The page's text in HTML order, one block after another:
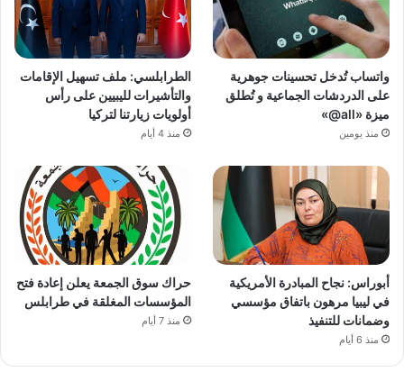
واتساب تُدخل تحسينات جوهرية
على الدردشات الجماعية و تُطلق
ميزة «all@»
منذ يومين
الطرابلسي: ملف تسهيل الإقامات
والتأشيرات لليبيين على رأس
أولويات زيارتنا لتركيا
منذ 4 أيام
أبوراس: نجاح المبادرة الأمريكية
في ليبيا مرهون باتفاق مؤسسي
وضمانات للتنفيذ
منذ 6 أيام
حراك سوق الجمعة يعلن إعادة فتح
المؤسسات المغلقة في طرابلس
منذ 7 أيام